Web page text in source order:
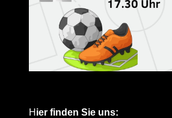
H ier finden Sie uns: